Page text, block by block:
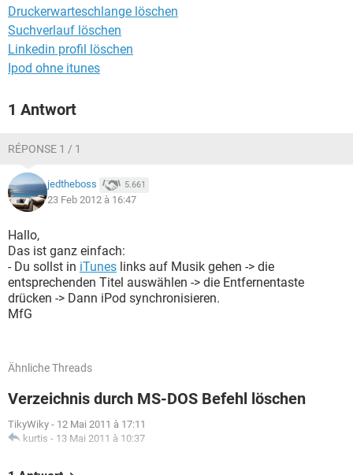
Druckerwarteschlange löschen
Suchverlauf löschen
Linkedin profil löschen
Ipod ohne itunes
1 Antwort
RÉPONSE 1 / 1
jedtheboss 5.661
23 Feb 2012 à 16:47
Hallo,
Das ist ganz einfach:
- Du sollst in iTunes links auf Musik gehen -> die
entsprechenden Titel auswählen -> die Entfernentaste
drücken -> Dann iPod synchronisieren.
MfG
Ähnliche Threads
Verzeichnis durch MS-DOS Befehl löschen
TikyWiky - 12 Mai 2011 à 17:11
kurtis - 13 Mai 2011 à 10:37